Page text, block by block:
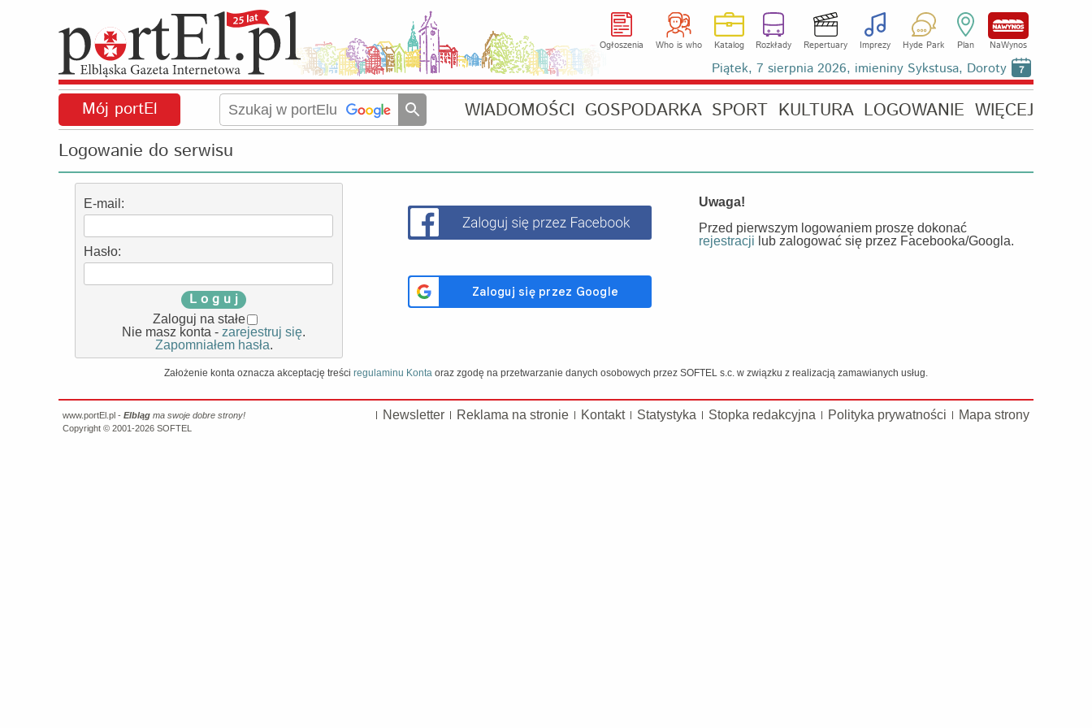
Ogłoszenia Who is who Katalog Rozkłady Repertuary Imprezy Hyde Park Plan NaWynos
Piątek, 7 sierpnia 2026, imieniny Sykstusa, Doroty 7
Mój portEl WIADOMOŚCI GOSPODARKA SPORT KULTURA LOGOWANIE WIĘCEJ
Logowanie do serwisu
E-mail:
Hasło:
L o g u j
Zaloguj na stałe
Nie masz konta - zarejestruj się.
Zapomniałem hasła.
Uwaga!
Przed pierwszym logowaniem proszę dokonać
rejestracji lub zalogować się przez Facebooka/Googla.
Założenie konta oznacza akceptację treści regulaminu Konta oraz zgodę na przetwarzanie danych osobowych przez SOFTEL s.c. w związku z realizacją zamawianych usług.
Newsletter Reklama na stronie Kontakt Statystyka Stopka redakcyjna Polityka prywatności Mapa strony
www.portEl.pl - Elbląg ma swoje dobre strony!
Copyright © 2001-2026 SOFTEL